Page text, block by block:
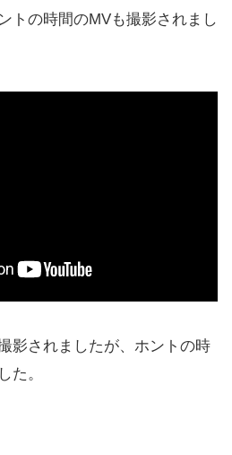
トの時間のMVも撮影されまし
影されましたが、ホントの時
た。